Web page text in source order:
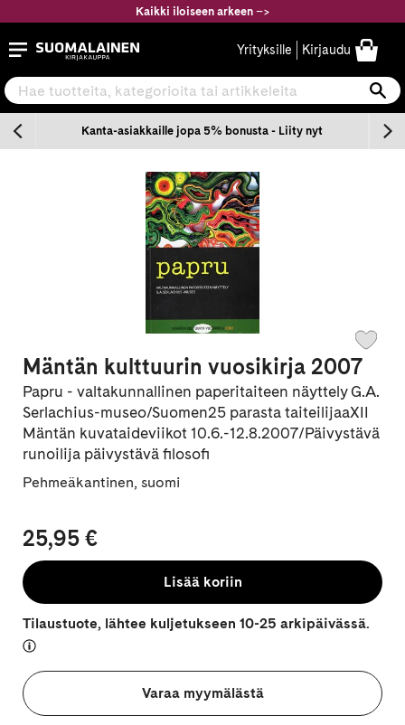
Kaikki iloiseen arkeen –>
Suomalainen.com
Hae tuotteita, kategorioita tai artikkeleita
Yrityksille Kirjaudu
Kanta-asiakkaille jopa 5% bonusta - Liity nyt
Mäntän kulttuurin vuosikirja 2007
Papru - valtakunnallinen paperitaiteen näyttely G.A.
Serlachius-museo/Suomen25 parasta taiteilijaaXII
Mäntän kuvataideviikot 10.6.-12.8.2007/Päivystävä
runoilija päivystävä filosofi
Pehmeäkantinen, suomi
25,95 €
Lisää koriin
Tilaustuote, lähtee kuljetukseen 10-25 arkipäivässä.
Varaa myymälästä